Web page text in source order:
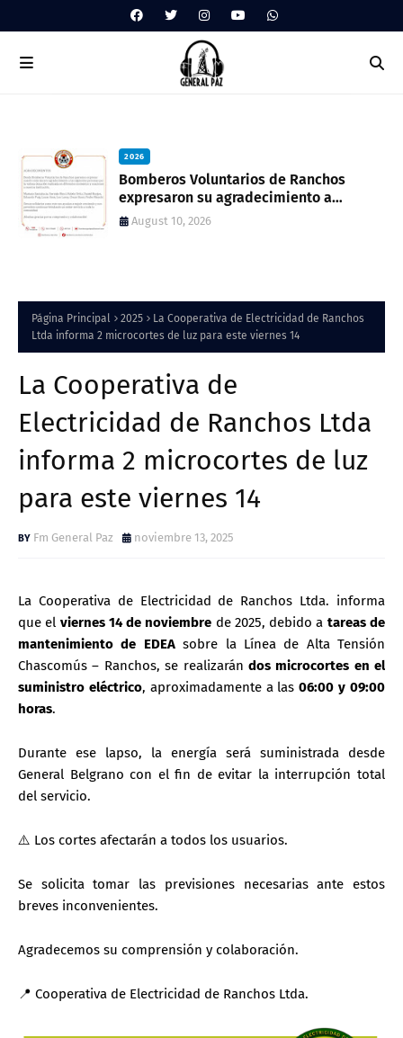
2026
Bomberos Voluntarios de Ranchos
expresaron su agradecimiento a
vecinos por recientes donaciones
August 10, 2026
Página Principal 2025
La Cooperativa de Electricidad de Ranchos
Ltda informa 2 microcortes de luz para este viernes 14
La Cooperativa de
Electricidad de Ranchos Ltda
informa 2 microcortes de luz
para este viernes 14
Fm General Paz noviembre 13, 2025
La Cooperativa de Electricidad de Ranchos Ltda. informa
que el viernes 14 de noviembre de 2025, debido a tareas de
mantenimiento de EDEAsobre la Línea de Alta Tensión
Chascomús – Ranchos, se realizarán dos microcortes en el
suministro eléctrico, aproximadamente a las06:00 y 09:00
horas.
Durante ese lapso, la energía será suministrada desde
General Belgrano con el fin de evitar la interrupción total
del servicio.
⚠️ Los cortes afectarán a todos los usuarios.
Se solicita tomar las previsiones necesarias ante estos
breves inconvenientes.
Agradecemos su comprensión y colaboración.
📍 Cooperativa de Electricidad de Ranchos Ltda.